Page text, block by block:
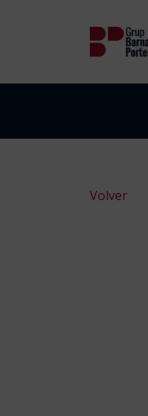
Volver